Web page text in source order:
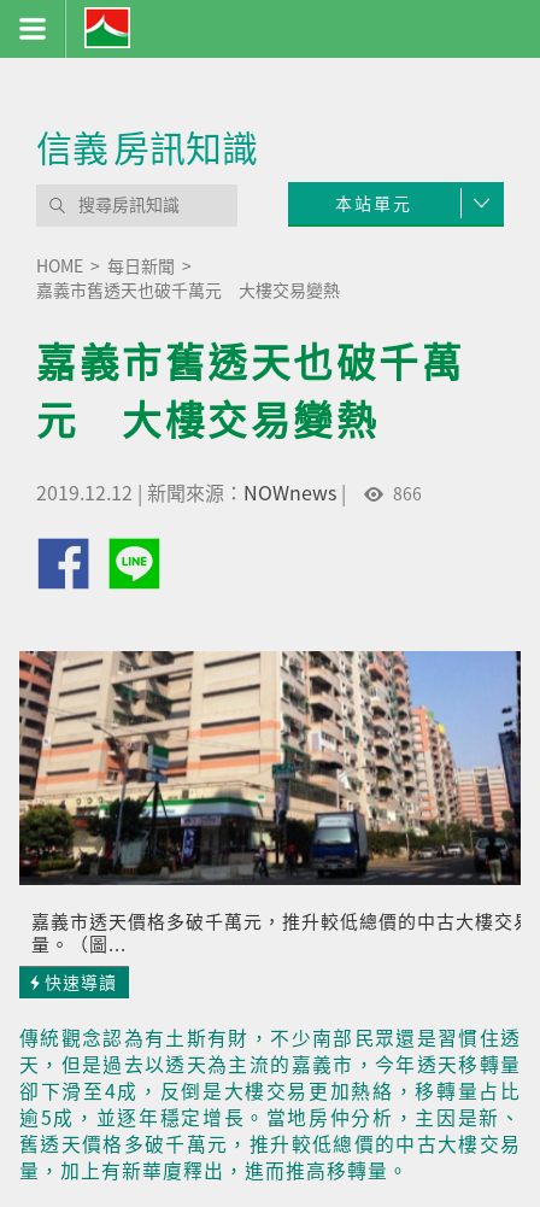
信義房訊知識
本站單元
HOME
每日新聞
嘉義市舊透天也破千萬元 大樓交易變熱
嘉義市舊透天也破千萬
元 大樓交易變熱
2019.12.12 | 新聞來源： NOWnews | 866
嘉義市透天價格多破千萬元，推升較低總價的中古大樓交易
量。（圖...
快速導讀
傳統觀念認為有土斯有財，不少南部民眾還是習慣住透
天，但是過去以透天為主流的嘉義市，今年透天移轉量
卻下滑至4成，反倒是大樓交易更加熱絡，移轉量占比
逾5成，並逐年穩定增長。當地房仲分析，主因是新、
舊透天價格多破千萬元，推升較低總價的中古大樓交易
量，加上有新華廈釋出，進而推高移轉量。